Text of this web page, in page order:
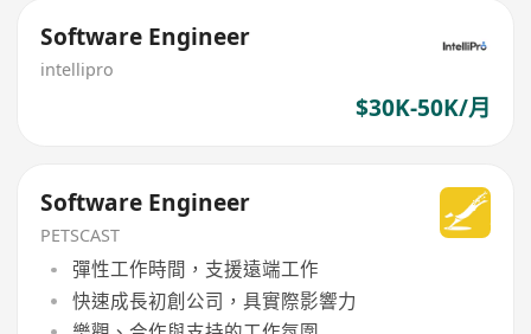
Software Engineer
intellipro
$30K-50K/月
Software Engineer
PETSCAST
彈性工作時間，支援遠端工作
快速成長初創公司，具實際影響力